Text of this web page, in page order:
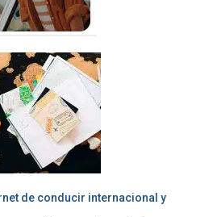
de conducir internacional y